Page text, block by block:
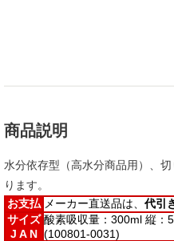
商品説明
水分依存型（高水分商品用）、
ります。
お支払 メーカー直送品は、 代引
サイズ
J A N
酸素吸収量：300ml 縦：
(100801-0031)